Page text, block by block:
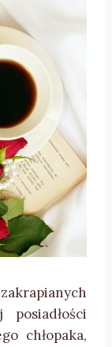
chłopaka,